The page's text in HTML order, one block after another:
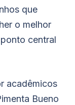
que
o melhor
central
acadêmicos
Bueno